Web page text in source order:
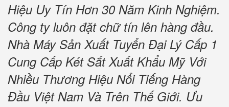
Hiệu Uy Tín Hơn 30 Năm Kinh Nghiệm.
Công ty luôn đặt chữ tín lên hàng đầu.
Nhà Máy Sản Xuất Tuyển Đại Lý Cấp 1
Cung Cấp Két Sắt Xuất Khẩu Mỹ Với
Nhiều Thương Hiệu Nổi Tiếng Hàng
Đầu Việt Nam Và Trên Thế Giới. Ưu